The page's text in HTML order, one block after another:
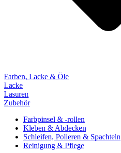
Farben, Lacke & Öle
Lacke
Lasuren
Zubehör
Farbpinsel & -rollen
Kleben & Abdecken
Schleifen, Polieren & Spachteln
Reinigung & Pflege